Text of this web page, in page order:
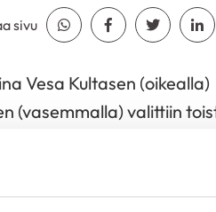
sivu Jaa Whatsapp
Jaa Facebook
Jaa Twitter
Vesa Kultasen (oikealla)
(vasemmalla) valittiin
(keskellä) sai kukat